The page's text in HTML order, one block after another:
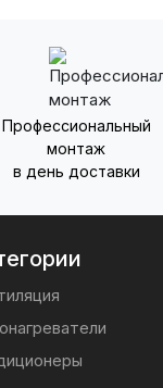
Профессиональный
монтаж
в день доставки